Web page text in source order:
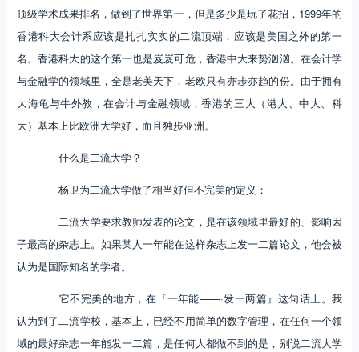
顶级学术成果排名，做到了世界第一，但是多少是玩了花招，1999年的
香港科大会计系应该是扎扎实实的二流顶端，应该是美国之外的第一
名。香港科大的这个第一也是岌岌可危，香港中大来势汹汹。在会计学
与金融学的领域里，全是老美天下，老欧只有亦步亦趋的份。由于拥有
大海龟与牛外教，在会计与金融领域，香港的三大（港大、中大、科
大）基本上比欧洲大学好，而且独步亚洲。
什么是二流大学？
杨卫为二流大学做了相当好但不完美的定义：
二流大学要求教师发表的论文，是在该领域里最好的、影响因
子最高的杂志上。如果某人一年能在这样杂志上发一二篇论文，他会被
认为是国际知名的学者。
它不完美的地方，在『一年能——·发一两篇』这句话上。我
认为到了二流学校，基本上，已经不用简单的数字管理，在任何一个领
域的最好杂志一年能发一二篇，是任何人都做不到的是，别说二流大学